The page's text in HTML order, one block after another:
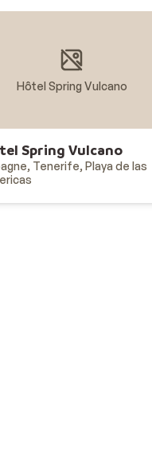
Hôtel Spring Vulcano
Spring Vulcano
Tenerife, Playa de las